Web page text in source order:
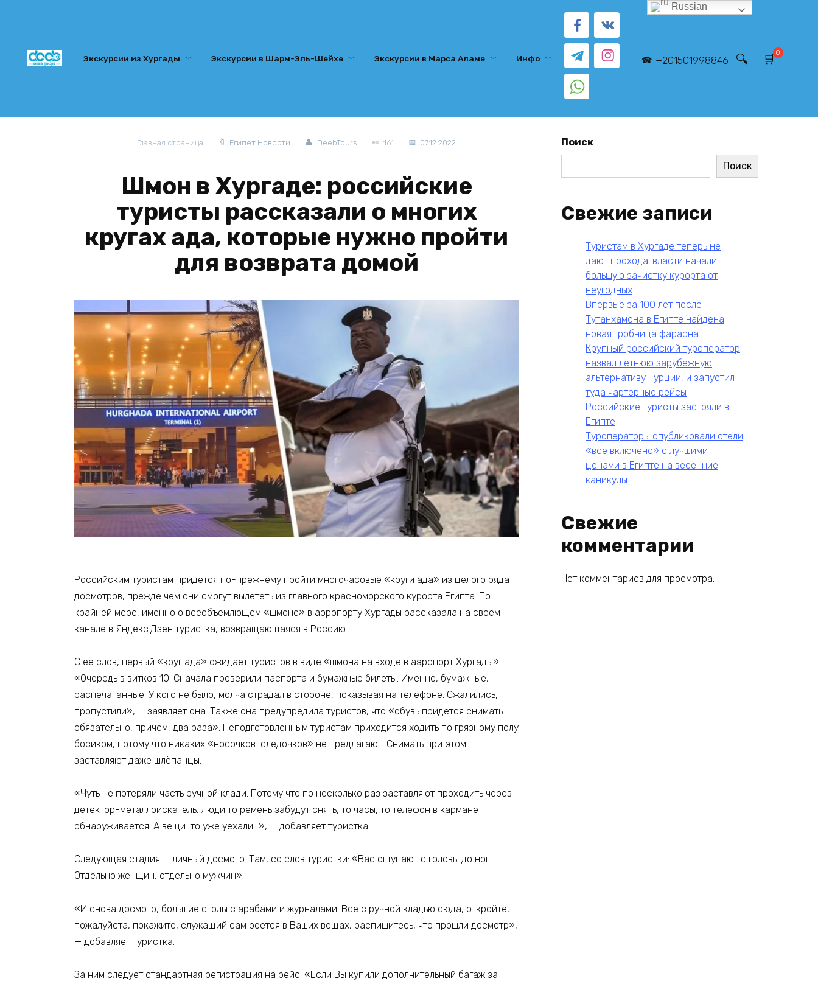
Экскурсии из Хургады Экскурсии в Шарм-Эль-Шейхе Экскурсии в Марса Аламе Инфо +201501998846
0
Главная страница Египет Новости DeebTours 161 07.12.2022
Шмон в Хургаде: российские
туристы рассказали о многих
кругах ада, которые нужно пройти
для возврата домой
Российским туристам придётся по-прежнему пройти многочасовые «круги ада» из целого ряда
досмотров, прежде чем они смогут вылететь из главного красноморского курорта Египта. По
крайней мере, именно о всеобъемлющем «шмоне» в аэропорту Хургады рассказала на своём
канале в Яндекс.Дзен туристка, возвращающаяся в Россию.
С её слов, первый «круг ада» ожидает туристов в виде «шмона на входе в аэропорт Хургады».
«Очередь в витков 10. Сначала проверили паспорта и бумажные билеты. Именно, бумажные,
распечатанные. У кого не было, молча страдал в стороне, показывая на телефоне. Сжалились,
пропустили», — заявляет она. Также она предупредила туристов, что «обувь придется снимать
обязательно, причем, два раза». Неподготовленным туристам приходится ходить по грязному полу
босиком, потому что никаких «носочков-следочков» не предлагают. Снимать при этом
заставляют даже шлёпанцы.
«Чуть не потеряли часть ручной клади. Потому что по несколько раз заставляют проходить через
детектор-металлоискатель. Люди то ремень забудут снять, то часы, то телефон в кармане
обнаруживается. А вещи-то уже уехали…», — добавляет туристка.
Следующая стадия — личный досмотр. Там, со слов туристки: «Вас ощупают с головы до ног.
Отдельно женщин, отдельно мужчин».
«И снова досмотр, большие столы с арабами и журналами. Все с ручной кладью сюда, откройте,
пожалуйста, покажите, служащий сам роется в Ваших вещах, распишитесь, что прошли досмотр»,
— добавляет туристка.
За ним следует стандартная регистрация на рейс: «Если Вы купили дополнительный багаж за
Поиск
Поиск
Свежие записи
Туристам в Хургаде теперь не
дают прохода: власти начали
большую зачистку курорта от
неугодных
Впервые за 100 лет после
Тутанхамона в Египте найдена
новая гробница фараона
Крупный российский туроператор
назвал летнюю зарубежную
альтернативу Турции, и запустил
туда чартерные рейсы
Российские туристы застряли в
Египте
Туроператоры опубликовали отели
«все включено» с лучшими
ценами в Египте на весенние
каникулы
Свежие
комментарии
Нет комментариев для просмотра.
Russian